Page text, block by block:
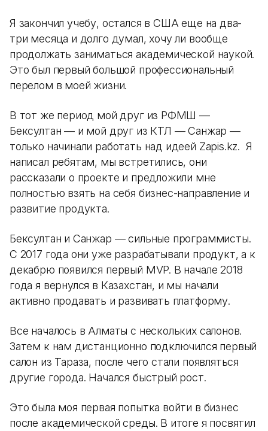
Я закончил учебу, остался в США еще на два-
три месяца и долго думал, хочу ли вообще
продолжать заниматься академической наукой.
Это был первый большой профессиональный
перелом в моей жизни.
В тот же период мой друг из РФМШ —
Бексултан — и мой друг из КТЛ — Санжар —
только начинали работать над идеей Zapis.kz. Я
написал ребятам, мы встретились, они
рассказали о проекте и предложили мне
полностью взять на себя бизнес-направление и
развитие продукта.
Бексултан и Санжар — сильные программисты.
С 2017 года они уже разрабатывали продукт, а к
декабрю появился первый MVP. В начале 2018
года я вернулся в Казахстан, и мы начали
активно продавать и развивать платформу.
Все началось в Алматы с нескольких салонов.
Затем к нам дистанционно подключился первый
салон из Тараза, после чего стали появляться
другие города. Начался быстрый рост.
Это была моя первая попытка войти в бизнес
после академической среды. В итоге я посвятил